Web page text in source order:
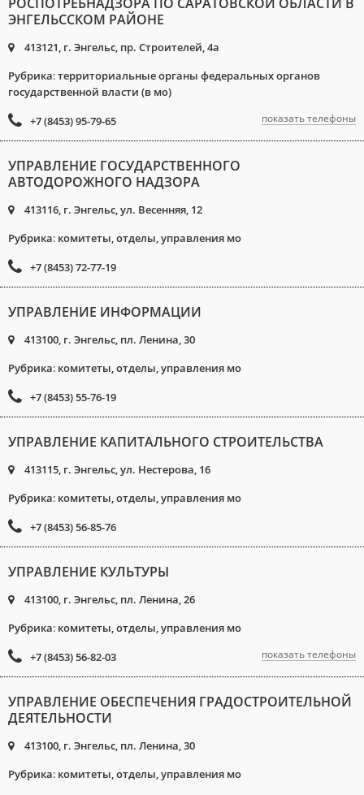
ЭНГЕЛЬССКОМ РАЙОНЕ
413121, г. Энгельс, пр. Строителей, 4а
Рубрика:территориальные органы федеральных органов
государственной власти (в мо)
+7 (8453) 95-79-65
показать телефоны
УПРАВЛЕНИЕ ГОСУДАРСТВЕННОГО
АВТОДОРОЖНОГО НАДЗОРА
413116, г. Энгельс, ул. Весенняя, 12
Рубрика: комитеты, отделы, управления мо
+7 (8453) 72-77-19
УПРАВЛЕНИЕ ИНФОРМАЦИИ
413100, г. Энгельс, пл. Ленина, 30
Рубрика: комитеты, отделы, управления мо
+7 (8453) 55-76-19
УПРАВЛЕНИЕ КАПИТАЛЬНОГО СТРОИТЕЛЬСТВА
413115, г. Энгельс, ул. Нестерова, 16
Рубрика: комитеты, отделы, управления мо
+7 (8453) 56-85-76
УПРАВЛЕНИЕ КУЛЬТУРЫ
413100, г. Энгельс, пл. Ленина, 26
Рубрика: комитеты, отделы, управления мо
+7 (8453) 56-82-03
показать телефоны
УПРАВЛЕНИЕ ОБЕСПЕЧЕНИЯ ГРАДОСТРОИТЕЛЬНОЙ
ДЕЯТЕЛЬНОСТИ
413100, г. Энгельс, пл. Ленина, 30
Рубрика: комитеты, отделы, управления мо